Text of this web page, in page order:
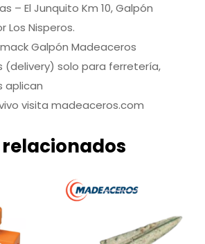
– El Junquito Km 10, Galpón
Los Nisperos.
Galpón Madeaceros
(delivery) solo para ferretería,
aplican
visita madeaceros.com